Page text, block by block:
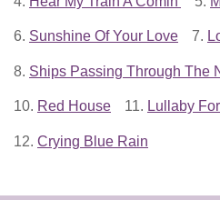
6. Sunshine Of Your Love 7.
8. Ships Passing Through The
10. Red House 11. Lullaby
12. Crying Blue Rain